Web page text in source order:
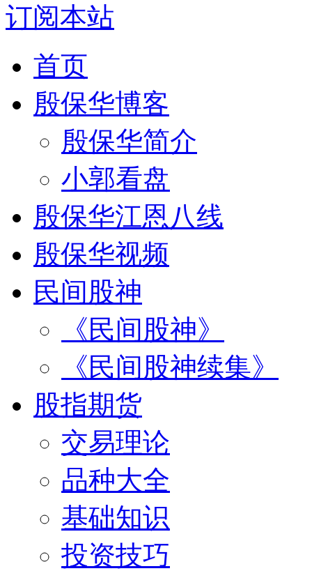
订阅本站
首页
殷保华博客
殷保华简介
小郭看盘
殷保华江恩八线
殷保华视频
民间股神
《民间股神》
《民间股神续集》
股指期货
交易理论
品种大全
基础知识
投资技巧